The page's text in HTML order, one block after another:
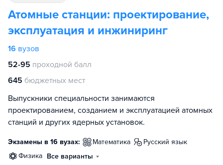
Атомные станции: проектирование,
эксплуатация и инжиниринг
16 вузов
52-95 проходной балл
645 бюджетных мест
Выпускники специальности занимаются
проектированием, созданием и эксплуатацией атомных
станций и других ядерных установок.
Экзамены в 16 вузах: математика
русский язык
физика Все варианты